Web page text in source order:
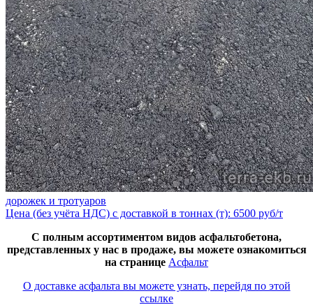
дорожек и тротуаров
Цена (без учёта НДС) с доставкой в тоннах (т): 6500 руб/т
С полным ассортиментом видов асфальтобетона,
представленных у нас в продаже, вы можете ознакомиться
на странице Асфальт
О доставке асфальта вы можете узнать, перейдя по этой
ссылке